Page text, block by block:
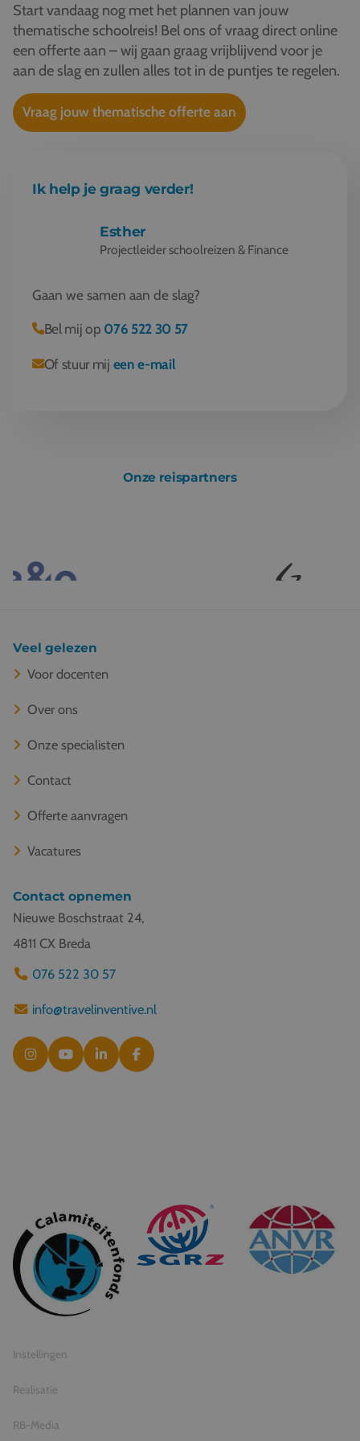
Start vandaag nog met het plannen van jouw
thematische schoolreis! Bel ons of vraag direct online
een offerte aan – wij gaan graag vrijblijvend voor je
aan de slag en zullen alles tot in de puntjes te regelen.
Vraag jouw thematische offerte aan
Ik help je graag verder!
Esther
Projectleider schoolreizen & Finance
Gaan we samen aan de slag?
Bel mij op 076 522 30 57
Of stuur mij een e-mail
Onze reispartners
Veel gelezen
Voor docenten
Over ons
Onze specialisten
Contact
Offerte aanvragen
Vacatures
Contact opnemen
Nieuwe Boschstraat 24,
4811 CX Breda
076 522 30 57
info@travelinventive.nl
© 2026 Travel Inventive
Algemene voorwaarden
Privacy statement
Instellingen
Realisatie
RB-Media